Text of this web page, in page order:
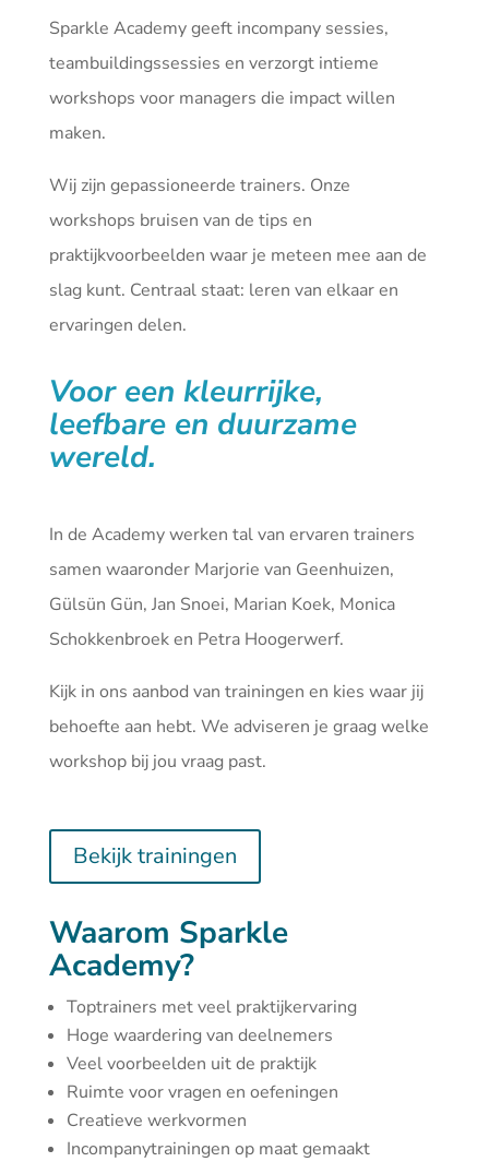
Sparkle Academy geeft incompany sessies,
teambuildingssessies en verzorgt intieme
workshops voor managers die impact willen
maken.
Wij zijn gepassioneerde trainers. Onze
workshops bruisen van de tips en
praktijkvoorbeelden waar je meteen mee aan de
slag kunt. Centraal staat: leren van elkaar en
ervaringen delen.
Voor een kleurrijke,
leefbare en duurzame
wereld.
In de Academy werken tal van ervaren trainers
samen waaronder Marjorie van Geenhuizen,
Gülsün Gün, Jan Snoei, Marian Koek, Monica
Schokkenbroek en Petra Hoogerwerf.
Kijk in ons aanbod van trainingen en kies waar jij
behoefte aan hebt. We adviseren je graag welke
workshop bij jou vraag past.
Bekijk trainingen
Waarom Sparkle
Academy?
Toptrainers met veel praktijkervaring
Hoge waardering van deelnemers
Veel voorbeelden uit de praktijk
Ruimte voor vragen en oefeningen
Creatieve werkvormen
Incompanytrainingen op maat gemaakt